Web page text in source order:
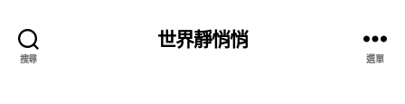
搜尋
世界靜悄悄
選單